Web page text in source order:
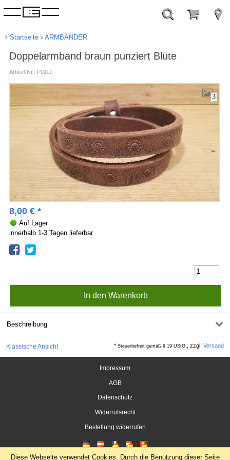
Startseite ARMBÄNDER
Doppelarmband braun punziert Blüte
Artikel-Nr.: P0117
3
8,00 €*
Auf Lager
innerhalb 1-3 Tagen lieferbar
Beschreibung
Klassische Ansicht *Steuerbefreit gemäß § 19 UStG ., zzgl.Versand
Impressum
AGB
Datenschutz
Widerrufsrecht
Bestellung widerrufen
Diese Webseite verwendet Cookies. Durch die Benutzung dieser Seite